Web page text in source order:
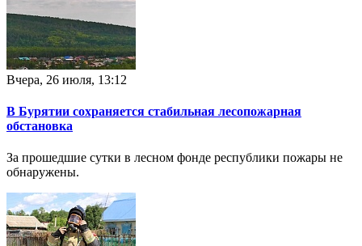
Вчера, 26 июля, 13:12
В Бурятии сохраняется стабильная лесопожарная
обстановка
За прошедшие сутки в лесном фонде республики пожары не
обнаружены.